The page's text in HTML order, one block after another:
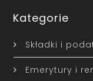
Kategorie
Składki i
Emerytury i